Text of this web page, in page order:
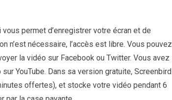
vous permet d’enregistrer votre écran et de
n’est nécessaire, l’accès est libre. Vous pouvez
la vidéo sur Facebook ou Twitter. Vous avez
YouTube. Dans sa version gratuite, Screenbird
offertes), et stocke votre vidéo pendant 6